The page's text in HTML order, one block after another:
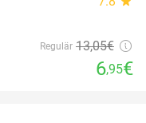
Regulär 13,05€
6,95€